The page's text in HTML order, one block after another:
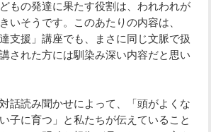
もの発達に果たす役割は、われわれが
いそうです。このあたりの内容は、
支援」講座でも、まさに同じ文脈で扱
された方には馴染み深い内容だと思い
話読み聞かせによって、「頭がよくな
子に育つ」と私たちが伝えていること